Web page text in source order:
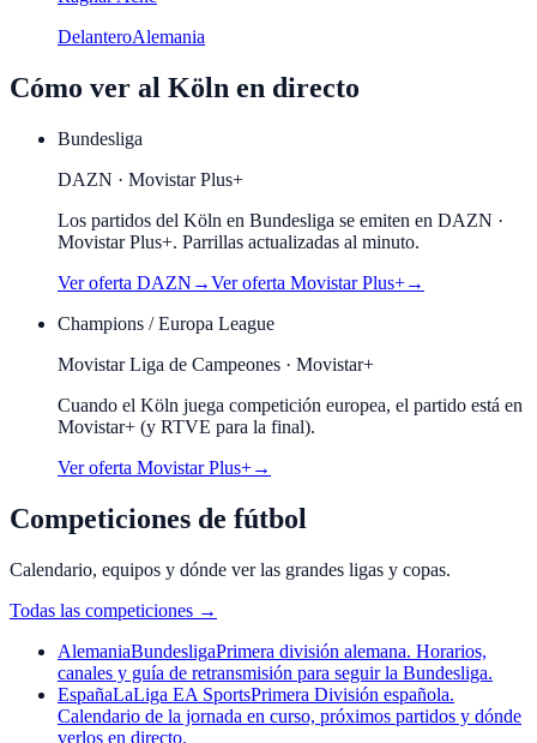
DelanteroAlemania
Cómo ver al Köln en directo
Bundesliga
DAZN · Movistar Plus+
Los partidos del Köln en Bundesliga se emiten en DAZN ·
Movistar Plus+. Parrillas actualizadas al minuto.
Ver oferta DAZN →Ver oferta Movistar Plus+→
Champions / Europa League
Movistar Liga de Campeones · Movistar+
Cuando el Köln juega competición europea, el partido está en
Movistar+ (y RTVE para la final).
Ver oferta Movistar Plus+→
Competiciones de fútbol
Calendario, equipos y dónde ver las grandes ligas y copas.
Todas las competiciones →
AlemaniaBundesligaPrimera división alemana. Horarios,
canales y guía de retransmisión para seguir la Bundesliga.
EspañaLaLiga EA SportsPrimera División española.
Calendario de la jornada en curso, próximos partidos y dónde
verlos en directo.